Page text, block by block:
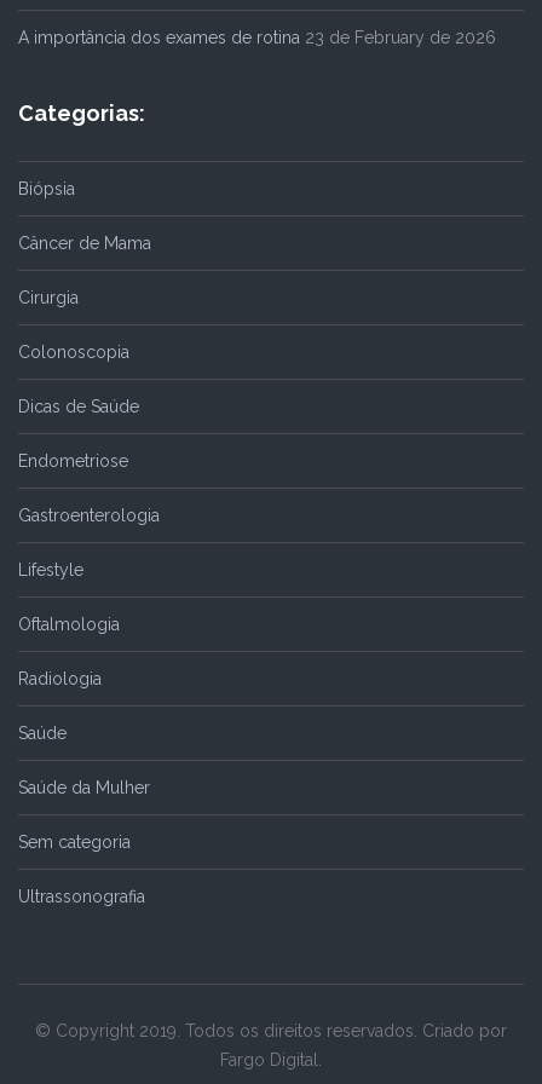
A importância dos exames de rotina 23 de February de 2026
Categorias:
Biópsia
Câncer de Mama
Cirurgia
Colonoscopia
Dicas de Saúde
Endometriose
Gastroenterologia
Lifestyle
Oftalmologia
Radiologia
Saúde
Saúde da Mulher
Sem categoria
Ultrassonografia
© Copyright 2019. Todos os direitos reservados. Criado por
Fargo Digital.